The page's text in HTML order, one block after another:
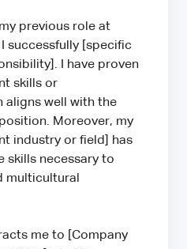
previous role at
I successfully [specific
I have proven
skills or
aligns well with the
Moreover, my
industry or field] has
skills necessary to
multicultural
me to [Company